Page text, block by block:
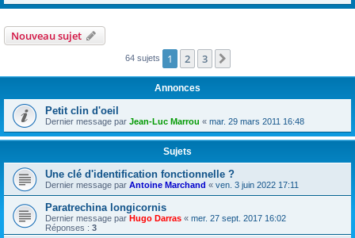
Nouveau sujet
64 sujets 1 2 3
Annonces
Petit clin d'oeil
Dernier message par Jean-Luc Marrou « mar. 29 mars 2011 16:48
Sujets
Une clé d'identification fonctionnelle ?
Dernier message par Antoine Marchand « ven. 3 juin 2022 17:11
Paratrechina longicornis
Dernier message par Hugo Darras « mer. 27 sept. 2017 16:02
Réponses : 3